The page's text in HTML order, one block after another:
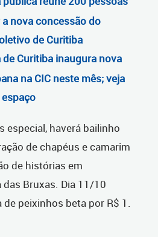
nova concessão do
de Curitiba
Curitiba inaugura nova
na CIC neste mês; veja
especial, haverá bailinho
de chapéus e camarim
de histórias em
das Bruxas. Dia 11/10
peixinhos beta por R$ 1.